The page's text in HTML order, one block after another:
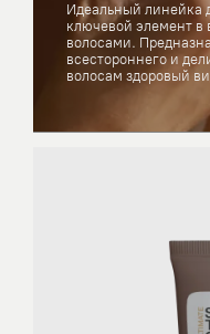
Идеальный линейка
ключевой элемент в
волосами.
всестороннего и
волосам здоровый